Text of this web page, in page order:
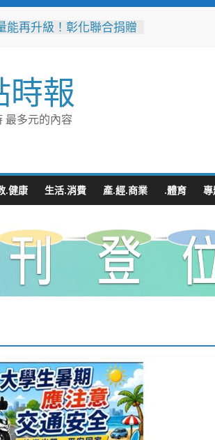
能再升級！彰化聯合捐贈
動土 公私協力打造宜居
實現軌道經濟願景
技職教育再攀高峰！ 全
競賽勇奪23面獎牌
長參選人魏平政彰化造
利超越六都承接王惠美
升級
時報
最多元的內容
.健康 生活.消費 產.經.商業 .體育